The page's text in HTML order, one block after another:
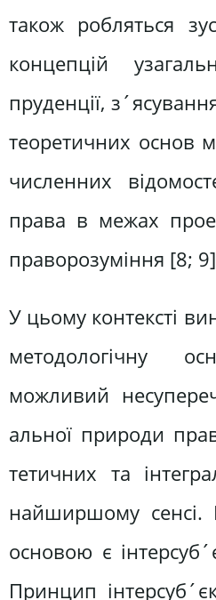
також робляться
концепцій
пруденції,
теоретичних основ
численних
права в межах
праворозуміння [8;
У цьому контексті
методологічну
можливий
альної природи
тетичних та
найширшому сенсі.
основою є
Принцип